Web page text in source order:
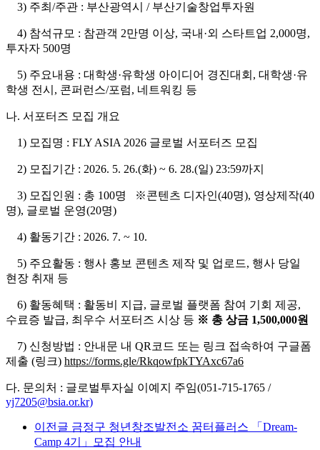
3) 주최/주관 : 부산광역시 / 부산기술창업투자원
4) 참석규모 : 참관객 2만명 이상, 국내·외 스타트업 2,000명,
투자자 500명
5) 주요내용 : 대학생·유학생 아이디어 경진대회, 대학생·유
학생 전시, 콘퍼런스/포럼, 네트워킹 등
나. 서포터즈 모집 개요
1) 모집명 : FLY ASIA 2026 글로벌 서포터즈 모집
2) 모집기간 : 2026. 5. 26.(화) ~ 6. 28.(일) 23:59까지
3) 모집인원 : 총 100명 ※콘텐츠 디자인(40명), 영상제작(40
명), 글로벌 운영(20명)
4) 활동기간 : 2026. 7. ~ 10.
5) 주요활동 : 행사 홍보 콘텐츠 제작 및 업로드, 행사 당일
현장 취재 등
6) 활동혜택 : 활동비 지급, 글로벌 플랫폼 참여 기회 제공,
수료증 발급, 최우수 서포터즈 시상 등 ※ 총 상금 1,500,000원
7) 신청방법 : 안내문 내 QR코드 또는 링크 접속하여 구글폼
제출 (링크) https://forms.gle/RkqowfpkTYAxc67a6
다. 문의처 : 글로벌투자실 이예지 주임(051-715-1765 /
yj7205@bsia.or.kr)
이전글 금정구 청년창조발전소 꿈터플러스 「Dream-
Camp 4기」모집 안내